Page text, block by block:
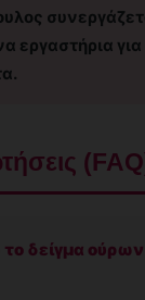
εργαστήρια
δείγμα ούρων